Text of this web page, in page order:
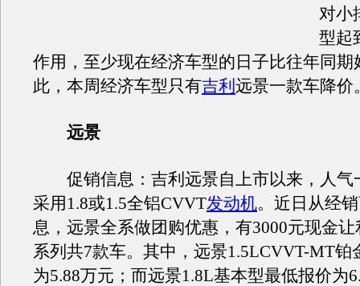
对小
型起
作用，至少现在经济车型的日子比往年同期
此，本周经济车型只有吉利 远景一款车
远景
促销信息：吉利远景自上市以来，人气
采用1.8或1.5全铝CVVT发动机。近日从经
息，远景全系做团购优惠，有3000元现金
系列共7款车。其中，远景1.5LCVVT-MT铂
为5.88万元；而远景1.8L基本型最低报价为